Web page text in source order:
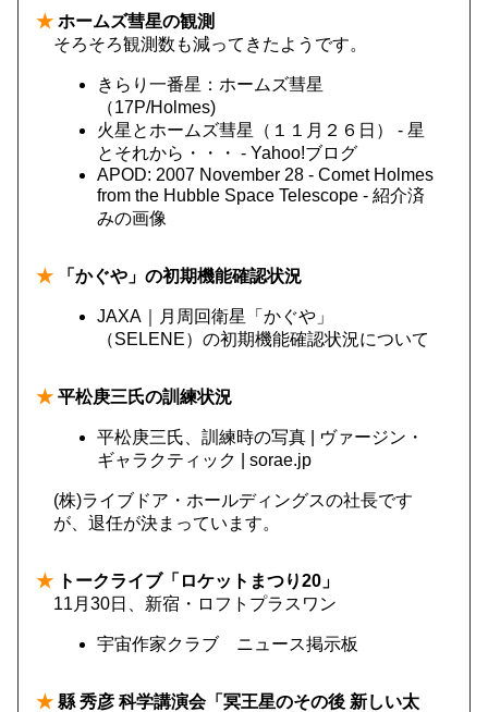
★ ホームズ彗星の観測
そろそろ観測数も減ってきたようです。
きらり一番星：ホームズ彗星
（17P/Holmes)
火星とホームズ彗星（１１月２６日） - 星
とそれから・・・ - Yahoo!ブログ
APOD: 2007 November 28 - Comet Holmes
from the Hubble Space Telescope - 紹介済
みの画像
★ 「かぐや」の初期機能確認状況
JAXA｜月周回衛星「かぐや」
（SELENE）の初期機能確認状況について
★ 平松庚三氏の訓練状況
平松庚三氏、訓練時の写真 | ヴァージン・
ギャラクティック | sorae.jp
(株)ライブドア・ホールディングスの社長です
が、退任が決まっています。
★ トークライブ「ロケットまつり20」
11月30日、新宿・ロフトプラスワン
宇宙作家クラブ ニュース掲示板
★ 縣 秀彦 科学講演会「冥王星のその後 新しい太